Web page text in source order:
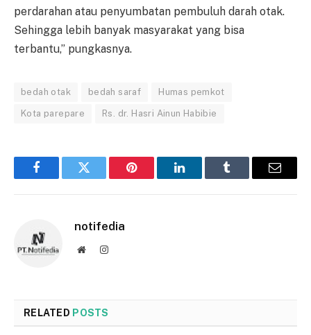
perdarahan atau penyumbatan pembuluh darah otak.
Sehingga lebih banyak masyarakat yang bisa
terbantu,” pungkasnya.
bedah otak bedah saraf Humas pemkot
Kota parepare Rs. dr. Hasri Ainun Habibie
FacebookTwitter Pinterest LinkedInTumblr Email
notifedia
WebsiteInstagram
RELATED POSTS